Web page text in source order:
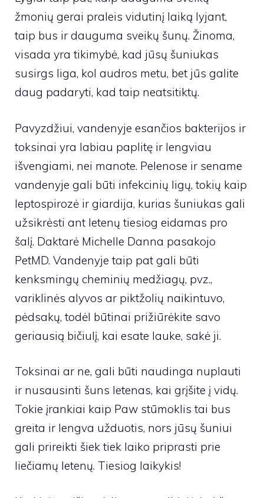
žmonių gerai praleis vidutinį laiką lyjant,
taip bus ir dauguma sveikų šunų. Žinoma,
visada yra tikimybė, kad jūsų šuniukas
susirgs liga, kol audros metu, bet jūs galite
daug padaryti, kad taip neatsitiktų.
Pavyzdžiui, vandenyje esančios bakterijos ir
toksinai yra labiau paplitę ir lengviau
išvengiami, nei manote. Pelenose ir sename
vandenyje gali būti infekcinių ligų, tokių kaip
leptospirozė ir giardija, kurias šuniukas gali
užsikrėsti ant letenų tiesiog eidamas pro
šalį. Daktarė Michelle Danna pasakojo
PetMD. Vandenyje taip pat gali būti
kenksmingų cheminių medžiagų, pvz.,
variklinės alyvos ar piktžolių naikintuvo,
pėdsakų, todėl būtinai prižiūrėkite savo
geriausią bičiulį, kai esate lauke, sakė ji.
Toksinai ar ne, gali būti naudinga nuplauti
ir nusausinti šuns letenas, kai grįšite į vidų.
Tokie įrankiai kaip Paw stūmoklis tai bus
greita ir lengva užduotis, nors jūsų šuniui
gali prireikti šiek tiek laiko priprasti prie
liečiamų letenų. Tiesiog laikykis!